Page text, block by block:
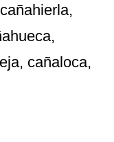
cañaloca,